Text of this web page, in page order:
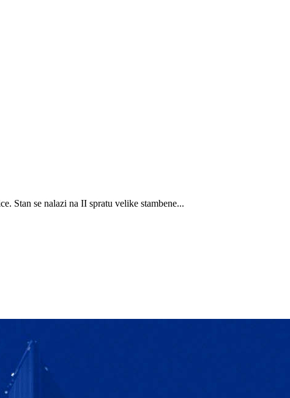
Stan se nalazi na II spratu velike stambene...